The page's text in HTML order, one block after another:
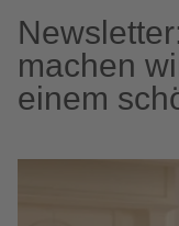
machen
einem